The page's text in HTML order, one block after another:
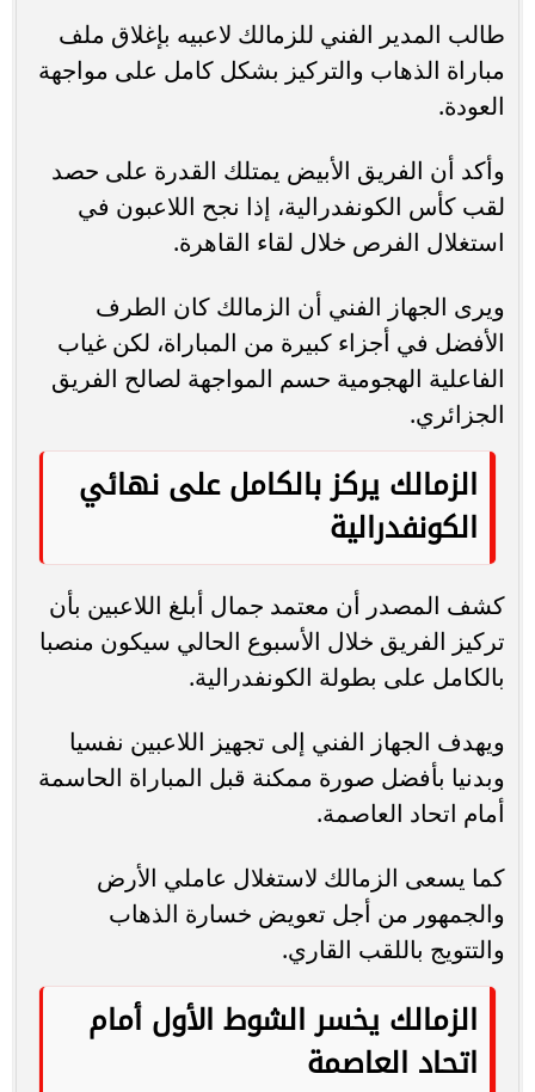
طالب المدير الفني للزمالك لاعبيه بإغلاق ملف
مباراة الذهاب والتركيز بشكل كامل على مواجهة
العودة.
وأكد أن الفريق الأبيض يمتلك القدرة على حصد
لقب كأس الكونفدرالية، إذا نجح اللاعبون في
استغلال الفرص خلال لقاء القاهرة.
ويرى الجهاز الفني أن الزمالك كان الطرف
الأفضل في أجزاء كبيرة من المباراة، لكن غياب
الفاعلية الهجومية حسم المواجهة لصالح الفريق
الجزائري.
الزمالك يركز بالكامل على نهائي
الكونفدرالية
كشف المصدر أن معتمد جمال أبلغ اللاعبين بأن
تركيز الفريق خلال الأسبوع الحالي سيكون منصبا
بالكامل على بطولة الكونفدرالية.
ويهدف الجهاز الفني إلى تجهيز اللاعبين نفسيا
وبدنيا بأفضل صورة ممكنة قبل المباراة الحاسمة
أمام اتحاد العاصمة.
كما يسعى الزمالك لاستغلال عاملي الأرض
والجمهور من أجل تعويض خسارة الذهاب
والتتويج باللقب القاري.
الزمالك يخسر الشوط الأول أمام
اتحاد العاصمة